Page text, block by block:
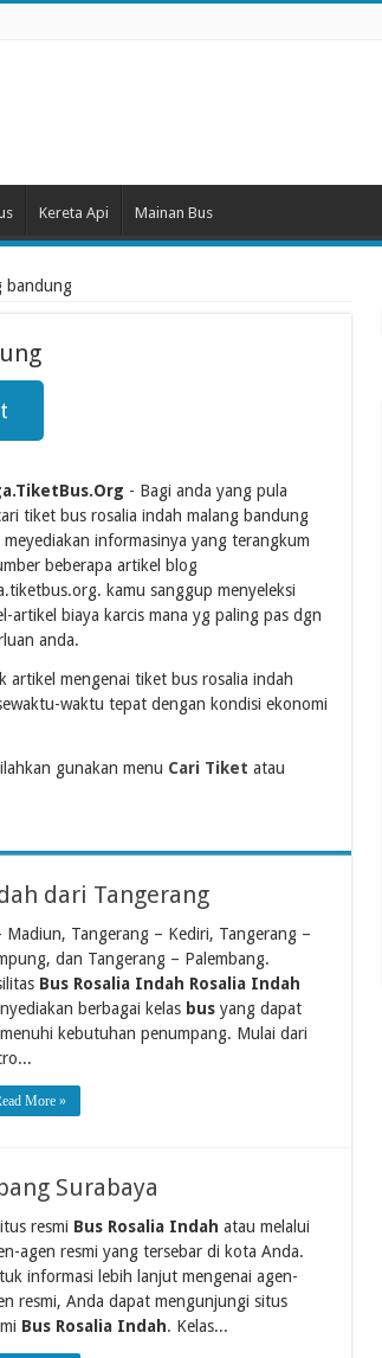
Kereta Api Mainan Bus
bandung
- Bagi anda yang pula
tiket bus rosalia indah malang bandung
meyediakan informasinya yang terangkum
beberapa artikel blog
kamu sanggup menyeleksi
artikel biaya karcis mana yg paling pas dgn
anda.
artikel mengenai tiket bus rosalia indah
waktu tepat dengan kondisi ekonomi
gunakan menu Cari Tiket atau
dari Tangerang
Madiun, Tangerang – Kediri, Tangerang –
dan Tangerang – Palembang.
Bus Rosalia Indah Rosalia Indah
berbagai kelas busyang dapat
kebutuhan penumpang. Mulai dari
More »
Surabaya
resmi Bus Rosalia Indah atau melalui
agen resmi yang tersebar di kota Anda.
informasi lebih lanjut mengenai agen-
resmi, Anda dapat mengunjungi situs
Bus Rosalia Indah. Kelas...